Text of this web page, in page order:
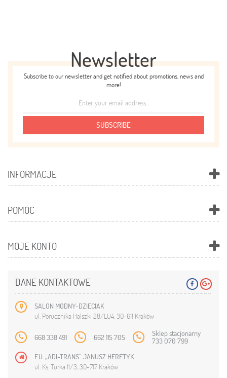
Newsletter
Subscribe to our newsletter and get notified about promotions, news and
more!
SUBSCRIBE
INFORMACJE
POMOC
MOJE KONTO
DANE KONTAKTOWE
SALON MODNY-DZIECIAK
ul. Porucznika Halszki 28/LU4, 30-611 Kraków
668 338 491 662 115 705 Sklep stacjonarny
733 070 799
F.U. „ADI-TRANS” JANUSZ HERETYK
ul. Ks. Turka 11/3, 30-717 Kraków